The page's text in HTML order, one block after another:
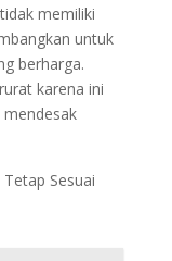
memiliki
untuk
berharga.
karena ini
Sesuai